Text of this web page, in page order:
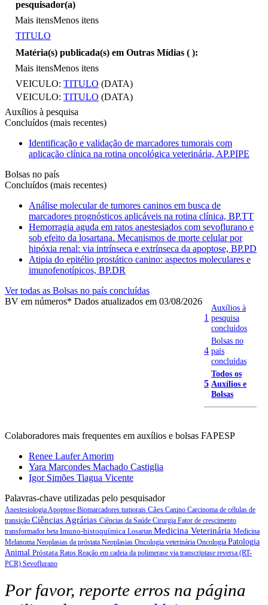
pesquisador(a)
Mais itensMenos itens
TITULO
Matéria(s) publicada(s) em Outras Mídias ( ):
Mais itensMenos itens
VEICULO: TITULO (DATA)
VEICULO: TITULO (DATA)
Auxílios à pesquisa
Concluídos (mais recentes)
Identificação e validação de marcadores tumorais com
aplicação clínica na rotina oncológica veterinária, AP.PIPE
Bolsas no país
Concluídos (mais recentes)
Análise molecular de tumores caninos em busca de
marcadores prognósticos aplicáveis na rotina clínica, BP.TT
Hemorragia aguda em ratos anestesiados com sevoflurano e
sob efeito da losartana. Mecanismos de morte celular por
hipóxia renal: via intrínseca e extrínseca da apoptose, BP.PD
Atipia do epitélio prostático canino: aspectos moleculares e
imunofenotípicos, BP.DR
Ver todas as Bolsas no país concluídas
BV em números* Dados atualizados em 03/08/2026
1
Auxílios à
pesquisa
concluídos
4
Bolsas no
país
concluídas
5
Todos os
Auxílios e
Bolsas
Colaboradores mais frequentes em auxílios e bolsas FAPESP
Renee Laufer Amorim
Yara Marcondes Machado Castiglia
Igor Simões Tiagua Vicente
Palavras-chave utilizadas pelo pesquisador
Anestesiologia Apoptose Biomarcadores tumorais Cães Canino Carcinoma de células de
transição Ciências Agrárias Ciências da Saúde Cirurgia Fator de crescimento
transformador beta Imuno-histoquímica Losartan Medicina Veterinária Medicina
Melanoma Neoplasias da próstata Neoplasias Oncologia veterinária Oncologia Patologia
Animal Próstata Ratos Reação em cadeia da polimerase via transcriptase reversa (RT-
PCR) Sevoflurano
Por favor, reporte erros na página